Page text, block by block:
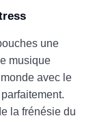
une
musique
avec le
la frénésie du